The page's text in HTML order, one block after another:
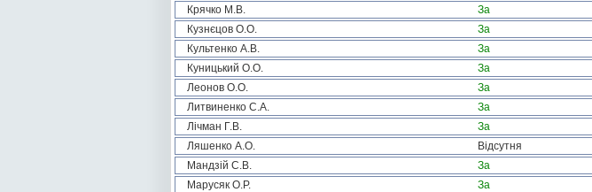
Крячко М.В.
За
Кузнєцов О.О.
За
Культенко А.В.
За
Куницький О.О.
За
Леонов О.О.
За
Литвиненко С.А.
За
Лічман Г.В.
За
Ляшенко А.О.
Відсутня
Мандзій С.В.
За
Марусяк О.Р.
За